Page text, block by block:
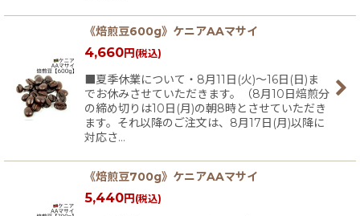
《焙煎豆600g》ケニアAAマサイ
4,660円 (税込)
■夏季休業について・8月11日(火)〜16日(日)ま
でお休みさせていただきます。（8月10日焙煎分
の締め切りは10日(月)の朝8時とさせていただき
ます。それ以降のご注文は、8月17日(月)以降に
対応さ…
《焙煎豆700g》ケニアAAマサイ
5,440円 (税込)